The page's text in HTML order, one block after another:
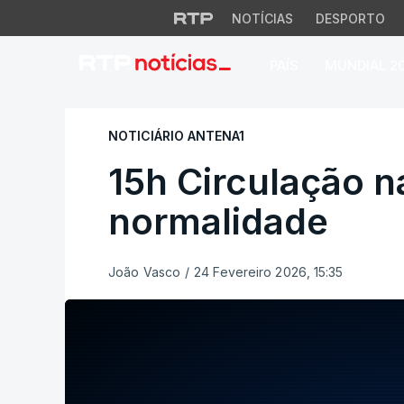
NOTÍCIAS DESPORTO
15h Circulação
NOTICIÁRIO ANTENA1
15h Circulação
normalidade
João Vasco / 24 Fevereiro 2026, 15:35